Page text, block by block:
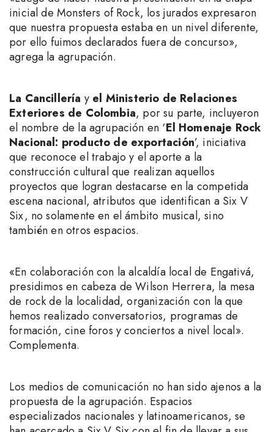
inicial de Monsters of Rock, los jurados expresaron
que nuestra propuesta estaba en un nivel diferente,
por ello fuimos declarados fuera de concurso»,
agrega la agrupación.
La Cancillería y el Ministerio de Relaciones
Exteriores de Colombia, por su parte, incluyeron
el nombre de la agrupación en ‘El Homenaje Rock
Nacional: producto de exportación’, iniciativa
que reconoce el trabajo y el aporte a la
construcción cultural que realizan aquellos
proyectos que logran destacarse en la competida
escena nacional, atributos que identifican a Six V
Six, no solamente en el ámbito musical, sino
también en otros espacios.
«En colaboración con la alcaldía local de Engativá,
presidimos en cabeza de Wilson Herrera, la mesa
de rock de la localidad, organización con la que
hemos realizado conversatorios, programas de
formación, cine foros y conciertos a nivel local».
Complementa.
Los medios de comunicación no han sido ajenos a la
propuesta de la agrupación. Espacios
especializados nacionales y latinoamericanos, se